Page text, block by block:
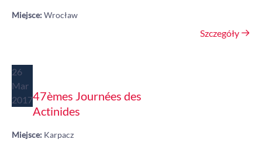
Miejsce:Wrocław
Szczegóły
26
Mar
201747èmes Journées des
Actinides
Miejsce: Karpacz